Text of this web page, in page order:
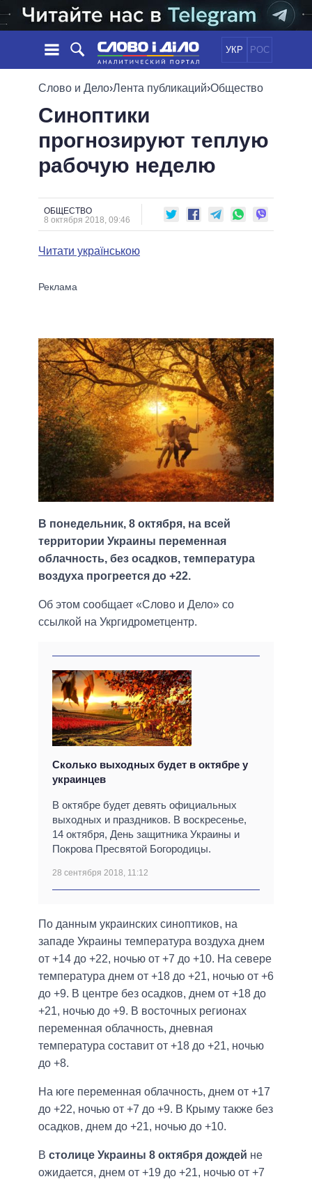
УКР РОС
НОВОСТИ
ЛЕНТА
СОБЫТИЯ
СТАТЬИ
ОБЗОРЫ
ДАЙДЖЕСТЫ
ЭКОНОМИКА
ОБЩЕСТВО
МИР
ОБЕЩАНИЯ
ПОЛИТИКИ
ВСЕ ПОЛИТИКИ
ПРЕЗИДЕНТ И ОФИС
ВЕРХОВНАЯ РАДА
ИНФОГРАФИКА
ВИДЕО
Слово и Дело›Лента публикаций›Общество
Синоптики
прогнозируют теплую
рабочую неделю
ОБЩЕСТВО
8 октября 2018, 09:46
Читати українською
В понедельник, 8 октября, на всей
территории Украины переменная
облачность, без осадков, температура
воздуха прогреется до +22.
Об этом сообщает «Слово и Дело» со
ссылкой на Укргидрометцентр.
Сколько выходных будет в октябре у
украинцев
В октябре будет девять официальных
выходных и праздников. В воскресенье,
14 октября, День защитника Украины и
Покрова Пресвятой Богородицы.
28 сентября 2018, 11:12
По данным украинских синоптиков, на
западе Украины температура воздуха днем ​​
от +14 до +22, ночью от +7 до +10. На севере
температура днем ​​от +18 до +21, ночью от +6
до +9. В центре без осадков, днем ​​от +18 до
+21, ночью до +9. В восточных регионах
переменная облачность, дневная
температура составит от +18 до +21, ночью
до +8.
На юге переменная облачность, днем ​​от +17
до +22, ночью от +7 до +9. В Крыму также без
осадков, днем ​​до +21, ночью до +10.
В столице Украины 8 октября дождей не
ожидается, днем ​​от +19 до +21, ночью от +7